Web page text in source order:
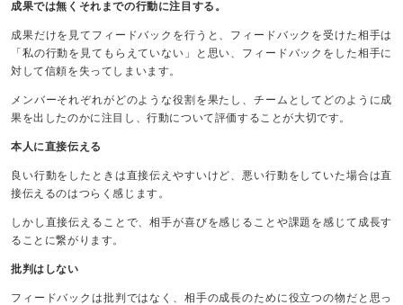
成果では無くそれまでの行動に注目する。
成果だけを見てフィードバックを行うと、フィードバックを受けた相手は
「私の行動を見てもらえていない」と思い、フィードバックをした相手に
対して信頼を失ってしまいます。
メンバーそれぞれがどのような役割を果たし、チームとしてどのように成
果を出したのかに注目し、行動について評価することが大切です。
本人に直接伝える
良い行動をしたときは直接伝えやすいけど、悪い行動をしていた場合は直
接伝えるのはつらく感じます。
しかし直接伝えることで、相手が喜びを感じることや課題を感じて成長す
ることに繋がります。
批判はしない
フィードバックは批判ではなく、相手の成長のために役立つの物だと思っ